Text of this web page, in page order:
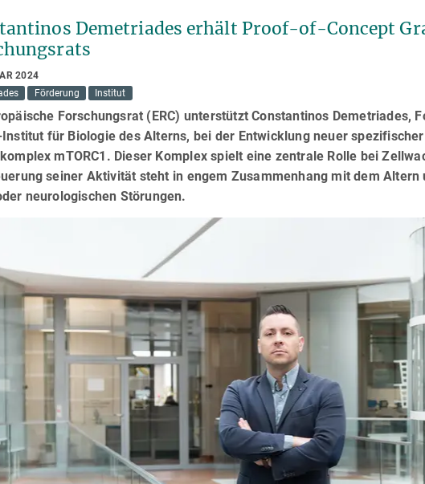
Demetriades erhält Proof-of-Concept
2024
Förderung Institut
Forschungsrat (ERC) unterstützt Constantinos Demetriades,
für Biologie des Alterns, bei der Entwicklung neuer
mTORC1. Dieser Komplex spielt eine zentrale Rolle bei
seiner Aktivität steht in engem Zusammenhang mit dem
neurologischen Störungen.